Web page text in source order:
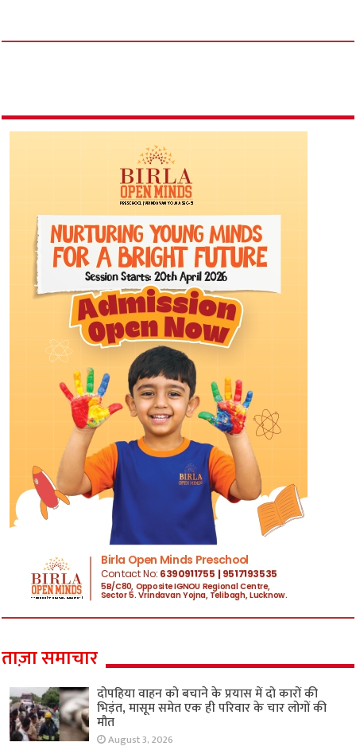
ताज़ा समाचार
दोपहिया वाहन को बचाने के प्रयास में दो कारों की
भिड़ंत, मासूम समेत एक ही परिवार के चार लोगों की
मौत
August 3, 2026